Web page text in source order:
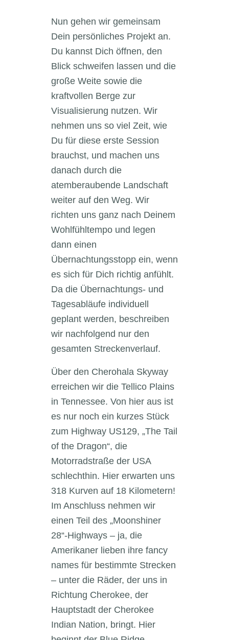
Nun gehen wir gemeinsam
Dein persönliches Projekt an.
Du kannst Dich öffnen, den
Blick schweifen lassen und die
große Weite sowie die
kraftvollen Berge zur
Visualisierung nutzen. Wir
nehmen uns so viel Zeit, wie
Du für diese erste Session
brauchst, und machen uns
danach durch die
atemberaubende Landschaft
weiter auf den Weg. Wir
richten uns ganz nach Deinem
Wohlfühltempo und legen
dann einen
Übernachtungsstopp ein, wenn
es sich für Dich richtig anfühlt.
Da die Übernachtungs- und
Tagesabläufe individuell
geplant werden, beschreiben
wir nachfolgend nur den
gesamten Streckenverlauf.
Über den Cherohala Skyway
erreichen wir die Tellico Plains
in Tennessee. Von hier aus ist
es nur noch ein kurzes Stück
zum Highway US129, „The Tail
of the Dragon“, die
Motorradstraße der USA
schlechthin. Hier erwarten uns
318 Kurven auf 18 Kilometern!
Im Anschluss nehmen wir
einen Teil des „Moonshiner
28“-Highways – ja, die
Amerikaner lieben ihre fancy
names für bestimmte Strecken
– unter die Räder, der uns in
Richtung Cherokee, der
Hauptstadt der Cherokee
Indian Nation, bringt. Hier